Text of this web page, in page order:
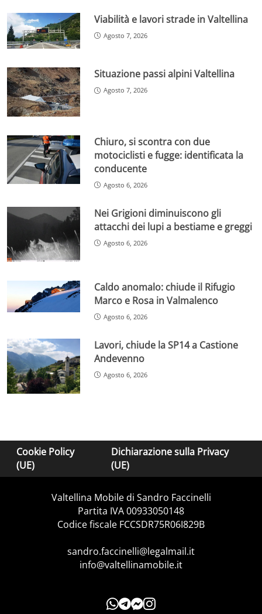
Viabilità e lavori strade in Valtellina
Agosto 7, 2026
Situazione passi alpini Valtellina
Agosto 7, 2026
Chiuro, si scontra con due
motociclisti e fugge: identificata la
conducente
Agosto 6, 2026
Nei Grigioni diminuiscono gli
attacchi dei lupi a bestiame e greggi
Agosto 6, 2026
Caldo anomalo: chiude il Rifugio
Marco e Rosa in Valmalenco
Agosto 6, 2026
Lavori, chiude la SP14 a Castione
Andevenno
Agosto 6, 2026
Cookie Policy
(UE)
Dichiarazione sulla Privacy
(UE)
Valtellina Mobile di Sandro Faccinelli
Partita IVA 00933050148
Codice fiscale FCCSDR75R06I829B
sandro.faccinelli@legalmail.it
info@valtellinamobile.it